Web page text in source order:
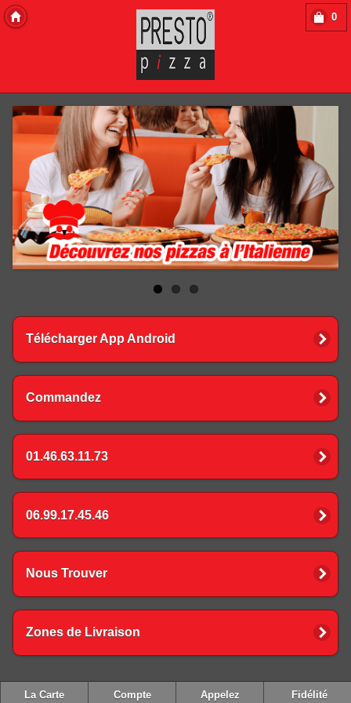
0
Télécharger App Android
Commandez
01.46.63.11.73
06.99.17.45.46
Nous Trouver
Zones de Livraison
La Carte Compte Appelez Fidélité
Copyright 2013 Des-Click Com